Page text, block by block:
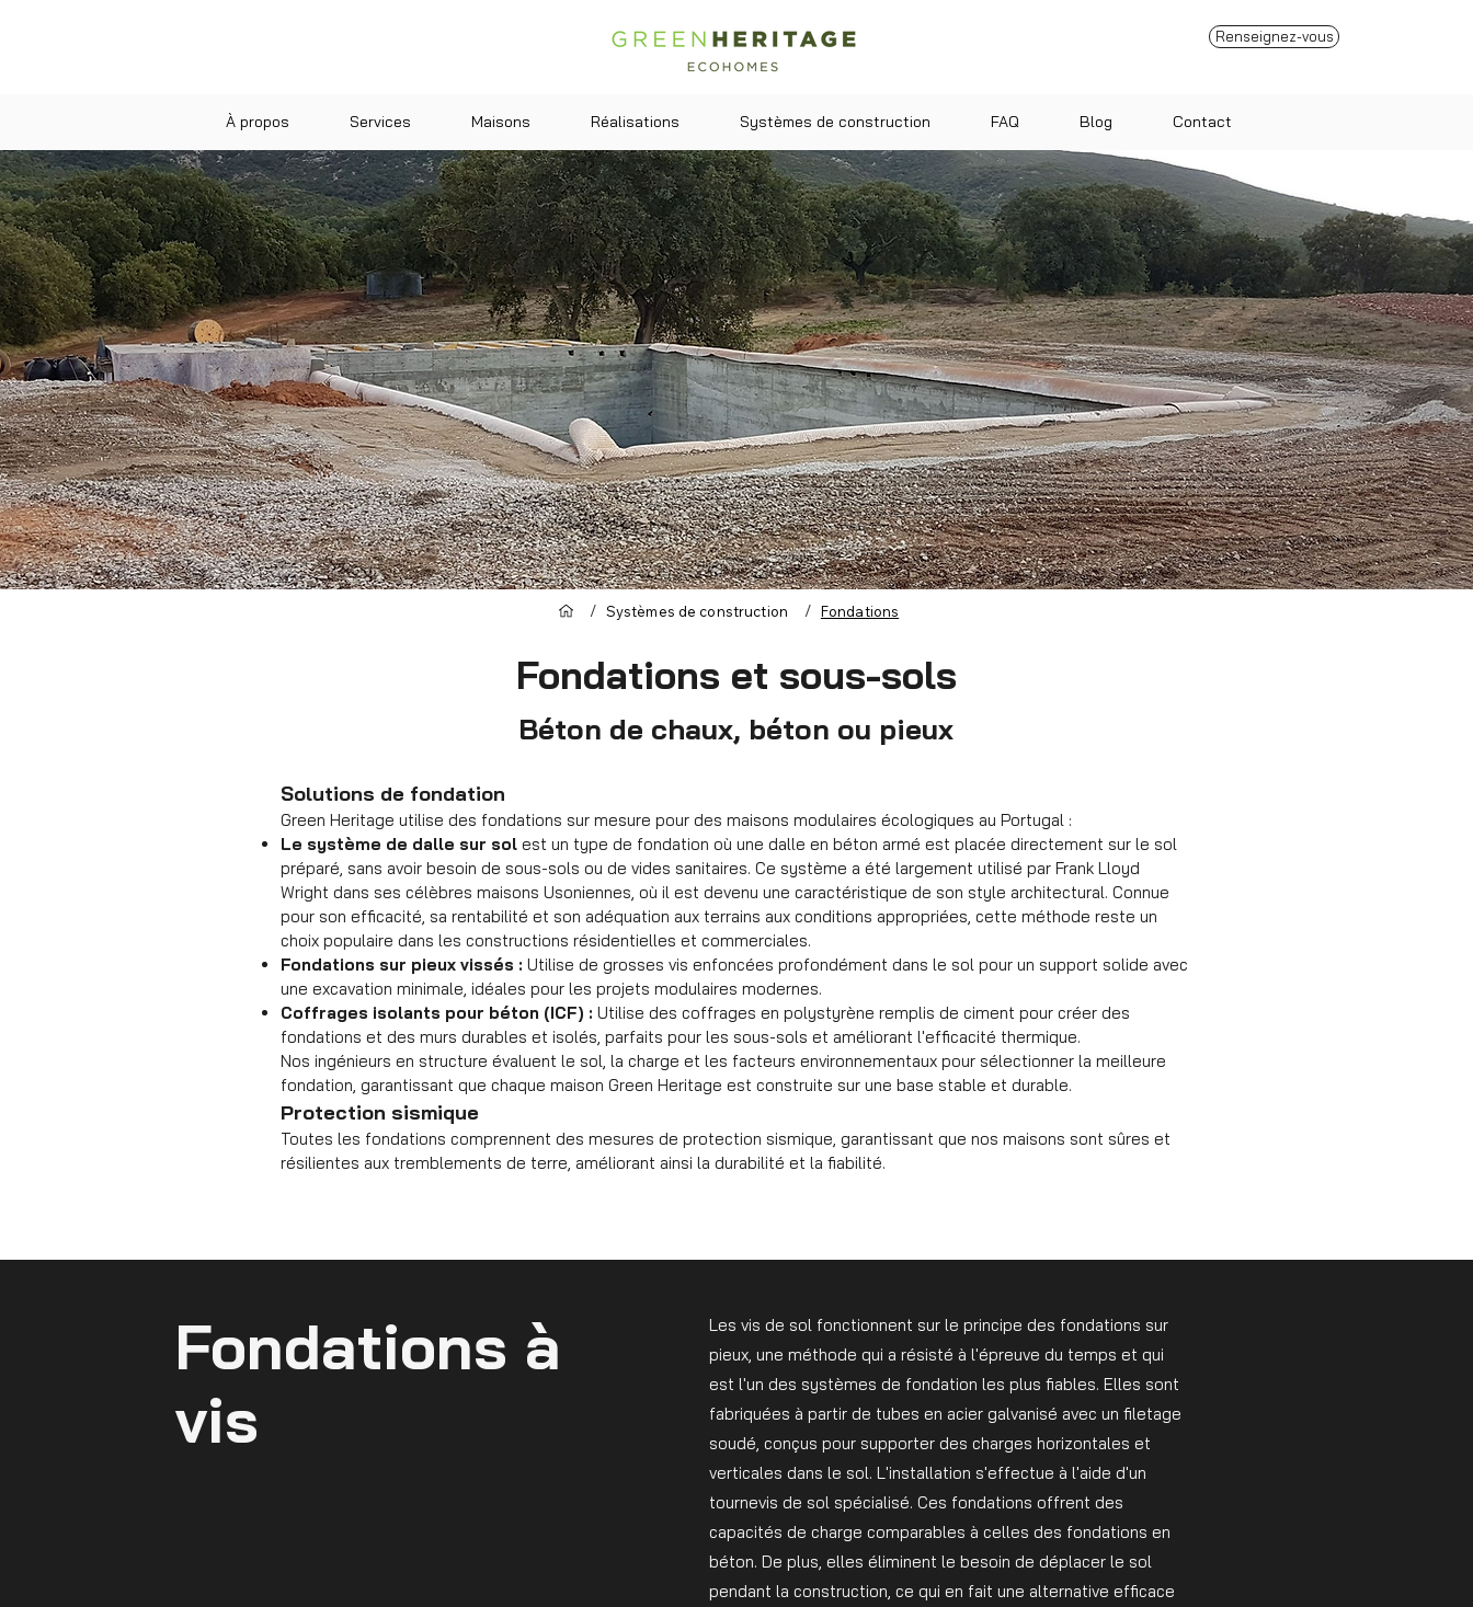
Renseignez-vous
À propos Services Maisons Réalisations Systèmes de construction FAQ Blog Contact
/ Systèmes de construction / Fondations
Fondations et sous-sols
Béton de chaux, béton ou pieux
Solutions de fondation
Green Heritage utilise des fondations sur mesure pour des maisons modulaires écologiques au Portugal :
Le système de dalle sur sol est un type de fondation où une dalle en béton armé est placée directement sur le sol
préparé, sans avoir besoin de sous-sols ou de vides sanitaires. Ce système a été largement utilisé par Frank Lloyd
Wright dans ses célèbres maisons Usoniennes, où il est devenu une caractéristique de son style architectural. Connue
pour son efficacité, sa rentabilité et son adéquation aux terrains aux conditions appropriées, cette méthode reste un
choix populaire dans les constructions résidentielles et commerciales.
Fondations sur pieux vissés : Utilise de grosses vis enfoncées profondément dans le sol pour un support solide avec
une excavation minimale, idéales pour les projets modulaires modernes.
Coffrages isolants pour béton (ICF) : Utilise des coffrages en polystyrène remplis de ciment pour créer des
fondations et des murs durables et isolés, parfaits pour les sous-sols et améliorant l'efficacité thermique.
Nos ingénieurs en structure évaluent le sol, la charge et les facteurs environnementaux pour sélectionner la meilleure
fondation, garantissant que chaque maison Green Heritage est construite sur une base stable et durable.
Protection sismique
Toutes les fondations comprennent des mesures de protection sismique, garantissant que nos maisons sont sûres et
résilientes aux tremblements de terre, améliorant ainsi la durabilité et la fiabilité.
Fondations à
vis
Les vis de sol fonctionnent sur le principe des fondations sur
pieux, une méthode qui a résisté à l'épreuve du temps et qui
est l'un des systèmes de fondation les plus fiables. Elles sont
fabriquées à partir de tubes en acier galvanisé avec un filetage
soudé, conçus pour supporter des charges horizontales et
verticales dans le sol. L'installation s'effectue à l'aide d'un
tournevis de sol spécialisé. Ces fondations offrent des
capacités de charge comparables à celles des fondations en
béton. De plus, elles éliminent le besoin de déplacer le sol
pendant la construction, ce qui en fait une alternative efficace